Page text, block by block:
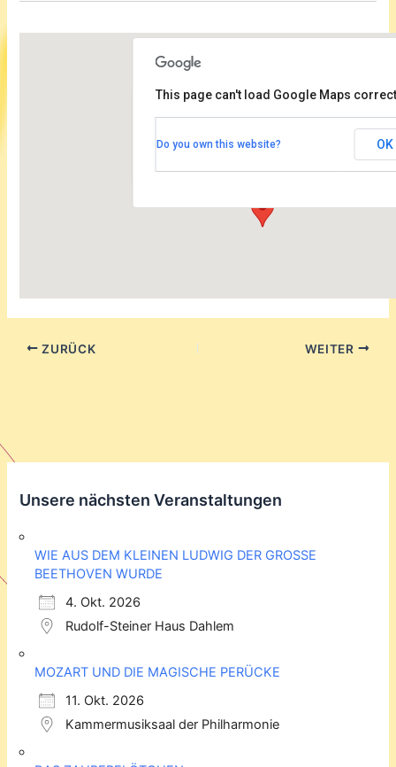
Wilhelmsruher Damm 142c - Berlin
This page can't load Google Maps
Do you own this website? OK
ZURÜCK WEITER
Unsere nächsten Veranstaltungen
WIE AUS DEM KLEINEN LUDWIG DER GROSSE
BEETHOVEN WURDE
4. Okt. 2026
Rudolf-Steiner Haus Dahlem
MOZART UND DIE MAGISCHE PERÜCKE
11. Okt. 2026
Kammermusiksaal der Philharmonie